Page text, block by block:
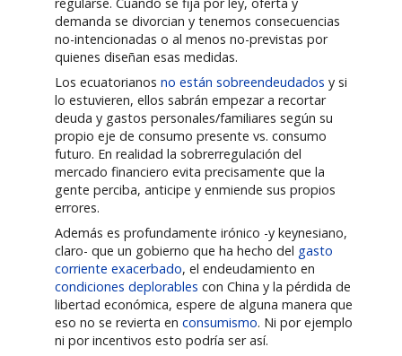
demanda se divorcian y tenemos consecuencias
no-intencionadas o al menos no-previstas por
quienes diseñan esas medidas.
Los ecuatorianosno están sobreendeudados y si
lo estuvieren, ellos sabrán empezar a recortar
deuda y gastos personales/familiares según su
propio eje de consumo presente vs. consumo
futuro. En realidad la sobrerregulación del
mercado financiero evita precisamente que la
gente perciba, anticipe y enmiende sus propios
errores.
Además es profundamente irónico -y keynesiano,
claro- que un gobierno que ha hecho del gasto
corriente exacerbado, el endeudamiento en
condiciones deplorables con China y la pérdida de
libertad económica, espere de alguna manera que
eso no se revierta enconsumismo. Ni por ejemplo
ni por incentivos esto podría ser así.